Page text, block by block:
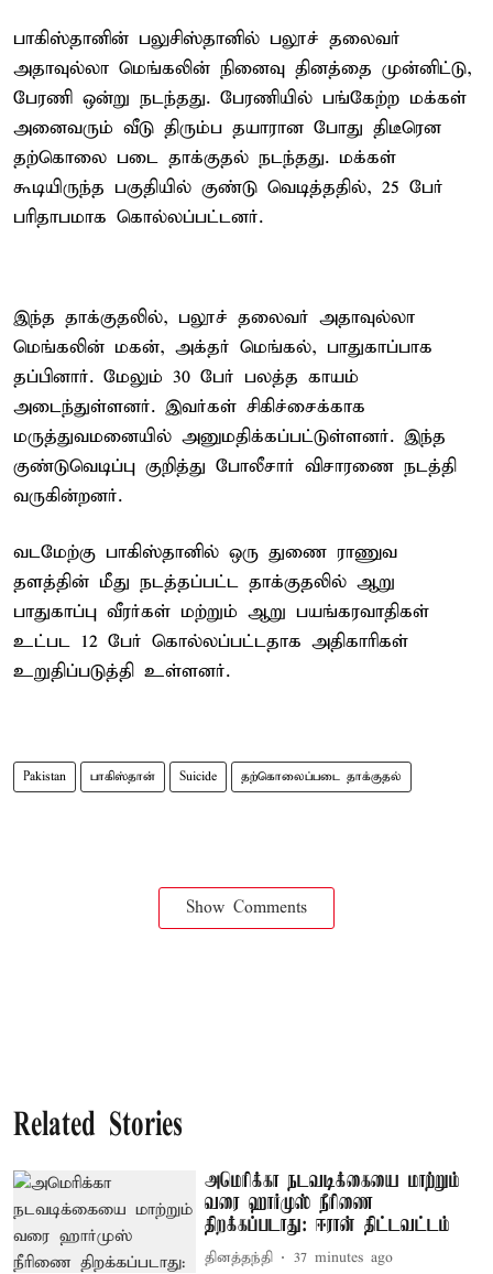
பாகிஸ்தானின் பலுசிஸ்தானில் பலூச் தலைவர்
அதாவுல்லா மெங்கலின் நினைவு தினத்தை முன்னிட்டு,
பேரணி ஒன்று நடந்தது. பேரணியில் பங்கேற்ற மக்கள்
அனைவரும் வீடு திரும்ப தயாரான போது திடீரென
தற்கொலை படை தாக்குதல் நடந்தது. மக்கள்
கூடியிருந்த பகுதியில் குண்டு வெடித்ததில், 25 பேர்
பரிதாபமாக கொல்லப்பட்டனர்.
இந்த தாக்குதலில், பலூச் தலைவர் அதாவுல்லா
மெங்கலின் மகன், அக்தர் மெங்கல், பாதுகாப்பாக
தப்பினார். மேலும் 30 பேர் பலத்த காயம்
அடைந்துள்ளனர். இவர்கள் சிகிச்சைக்காக
மருத்துவமனையில் அனுமதிக்கப்பட்டுள்ளனர். இந்த
குண்டுவெடிப்பு குறித்து போலீசார் விசாரணை நடத்தி
வருகின்றனர்.
வடமேற்கு பாகிஸ்தானில் ஒரு துணை ராணுவ
தளத்தின் மீது நடத்தப்பட்ட தாக்குதலில் ஆறு
பாதுகாப்பு வீரர்கள் மற்றும் ஆறு பயங்கரவாதிகள்
உட்பட 12 பேர் கொல்லப்பட்டதாக அதிகாரிகள்
உறுதிப்படுத்தி உள்ளனர்.
Pakistan பாகிஸ்தான் Suicide தற்கொலைப்படை தாக்குதல்
Show Comments
Related Stories
அமெரிக்கா நடவடிக்கையை மாற்றும்
வரை ஹார்முஸ் நீரிணை
திறக்கப்படாது: ஈரான் திட்டவட்டம்
தினத்தந்தி 37 minutes ago